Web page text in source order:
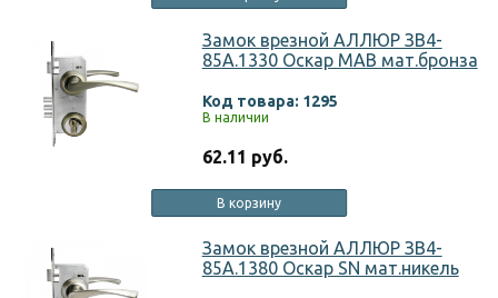
Замок врезной АЛЛЮР ЗВ4-
85А.1330 Оскар MAB мат.бронза
Код товара: 1295
В наличии
62.11 руб.
В корзину
Замок врезной АЛЛЮР ЗВ4-
85А.1380 Оскар SN мат.никель